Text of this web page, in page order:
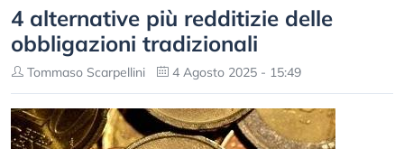
4 alternative più redditizie delle
obbligazioni tradizionali
Tommaso Scarpellini 4 Agosto 2025 - 15:49